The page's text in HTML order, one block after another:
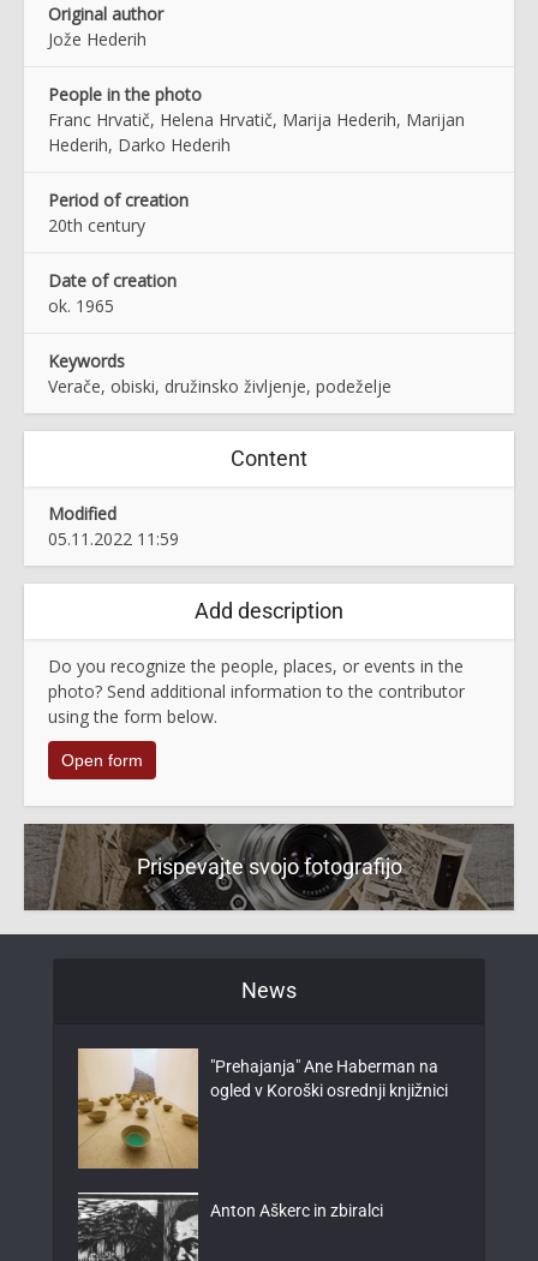
Original author
Jože Hederih
People in the photo
Franc Hrvatič, Helena Hrvatič, Marija Hederih, Marijan
Hederih, Darko Hederih
Period of creation
20th century
Date of creation
ok. 1965
Keywords
Verače, obiski, družinsko življenje, podeželje
Content
Modified
05.11.2022 11:59
Add description
Do you recognize the people, places, or events in the
photo? Send additional information to the contributor
using the form below.
Open form
Prispevajte svojo fotografijo
News
"Prehajanja" Ane Haberman na
ogled v Koroški osrednji knjižnici
Anton Aškerc in zbiralci